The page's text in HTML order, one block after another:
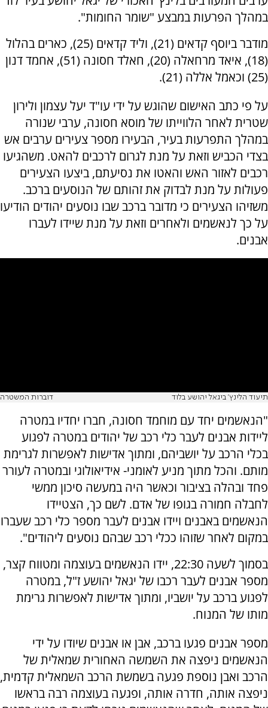
במהלך הפרעות במבצע "שומר החומות".
מודבר ביוסף קדאים (21), וליד קדאים (25), כארים בהלול
(18), איאד מרחאלה (20), חאלד חסונה (51), אחמד דנון
(25) וכאמל אללה (21).
על פי כתב האישום שהוגש על ידי עו"ד יעל עצמון ולירון
שטרית לאחר הלווייתו של מוסא חסונה, ערבי שנורה
במהלך התפרעות בעיר, הבעירו מספר צעירים ערבים אש
בצדי הכביש וזאת על מנת לגרום לרכבים להאט. משהגיעו
רכבים לאזור האש והאטו את נסיעתם, ביצעו הצעירים
פעולות על מנת לבדוק את זהותם של הנוסעים ברכב.
משזיהו הצעירים כי מדובר ברכב שבו נוסעים יהודים הודיעו
על כך לנאשמים ולאחרים וזאת על מנת שיידו לעברו
אבנים.
תיעוד הלינץ' ביגאל יהושע בלוד דוברות המשטרה
"הנאשמים יחד עם מוחמד חסונה, חברו יחדיו במטרה
ליידות אבנים לעבר כלי רכב של יהודים במטרה לפגוע
בכלי הרכב על יושביהם, ומתוך אדישות לאפשרות לגרימת
מותם. והכל מתוך מניע לאומני- אידיאולוגי ובמטרה לעורר
פחד ובהלה בציבור וכאשר היה במעשה סיכון ממשי
לחבלה חמורה בגופו של אדם. לשם כך, הצטיידו
הנאשמים באבנים ויידו אבנים לעבר מספר כלי רכב שעברו
במקום לאחר שזוהו ככלי רכב שבהם נוסעים ליהודים".
בסמוך לשעה 22:30, יידו הנאשמים בעוצמה ומטווח קצר,
מספר אבנים לעבר רכבו של יגאל יהושע ז"ל, במטרה
לפגוע ברכב על יושביו, ומתוך אדישות לאפשרות גרימת
מותו של המנוח.
מספר אבנים פגעו ברכב, אבן או אבנים שיודו על ידי
הנאשמים ניפצה את השמשה האחורית שמאלית של
הרכב ואבן נוספת פגעה בשמשת הרכב השמאלית קדמית,
ניפצה אותה, חדרה אותה, ופגעה בעוצמה רבה בראשו